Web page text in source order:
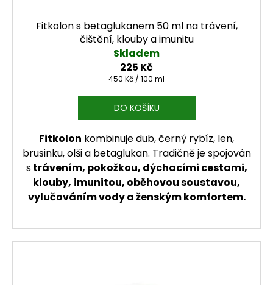
Fitkolon s betaglukanem 50 ml na trávení,
čištění, klouby a imunitu
Skladem
225 Kč
Měrná cena:
450 Kč / 100 ml
DO KOŠÍKU
Fitkolon kombinuje dub, černý rybíz, len,
brusinku, olši a betaglukan. Tradičně je spojován
strávením, pokožkou, dýchacími cestami,
klouby, imunitou, oběhovou soustavou,
vylučováním vody a ženským komfortem.